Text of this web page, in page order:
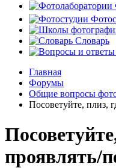
Словарь
Главная
Форумы
Общие вопросы
Посоветуйте, плиз,
проявлять/